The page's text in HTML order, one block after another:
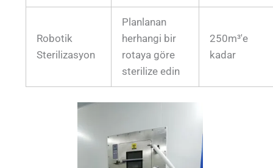
Robotik
Sterilizasyon
Planlanan
herhangi bir
rotaya göre
sterilize edin
250m³'e
kadar